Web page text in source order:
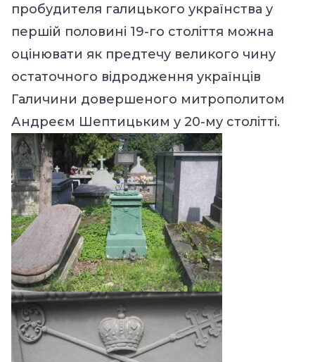
пробудителя галицького українства у
першій половині 19-го століття можна
оцінювати як предтечу великого чину
остаточного відродження українців
Галичини довершеного митрополитом
Андреєм Шептицьким у 20-му столітті.